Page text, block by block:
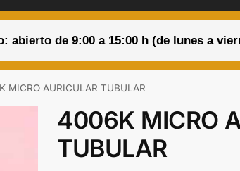
abierto de 9:00 a 15:00 h (de lunes a
MICRO AURICULAR TUBULAR
4006K MICRO
TUBULAR